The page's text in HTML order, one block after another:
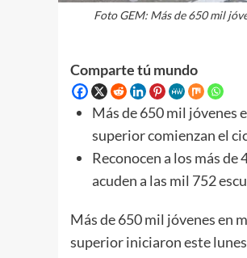
Foto GEM: Más de 650 mil
Comparte tú mundo
Más de 650 mil jóvenes
superior comienzan el
Reconocen a los más
acuden a las mil 752
Más de 650 mil jóvenes en
superior iniciaron este